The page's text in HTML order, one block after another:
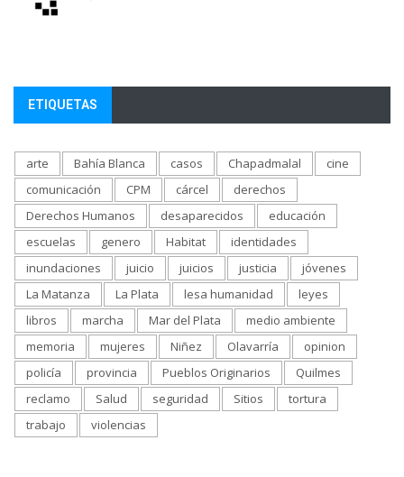
ETIQUETAS
arte Bahía Blanca casos Chapadmalal
cine
comunicación
CPM cárcel
derechos
Derechos Humanos
desaparecidos
educación
escuelas
genero Habitat
identidades
inundaciones
juicio juicios justicia
jóvenes
La Matanza
La Plata lesa humanidad
leyes
libros
marcha Mar del Plata
medio ambiente
memoria
mujeres Niñez Olavarría
opinion
policía
provincia Pueblos Originarios
Quilmes
reclamo
Salud seguridad Sitios
tortura
trabajo
violencias